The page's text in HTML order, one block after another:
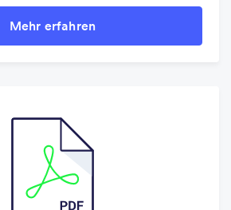
Mehr erfahren